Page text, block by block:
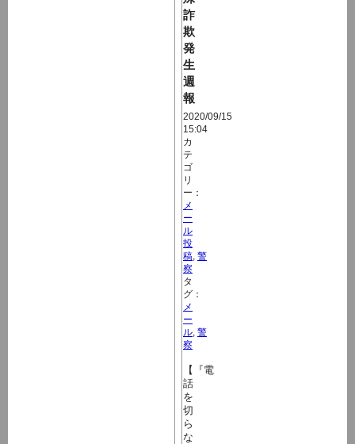
詐
欺
発
生
週
報
2020/09/15
15:04
カ
テ
ゴ
リ
ー：
メ
ー
ル
投
稿 警
察
タ
グ：
メ
ー
ル 警
察
【『電
話
を
切
ら
な